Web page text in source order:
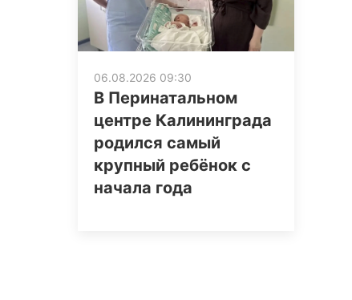
06.08.2026 09:30
В Перинатальном
центре Калининграда
родился самый
крупный ребёнок с
начала года